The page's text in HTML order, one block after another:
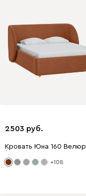
2503
Кровать Юна 160
+108